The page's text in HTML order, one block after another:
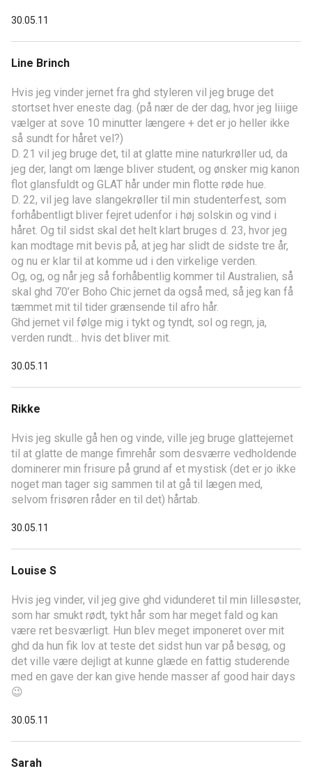
30.05.11
Line Brinch
Hvis jeg vinder jernet fra ghd styleren vil jeg bruge det
stortset hver eneste dag. (på nær de der dag, hvor jeg liiige
vælger at sove 10 minutter længere + det er jo heller ikke
så sundt for håret vel?)
D. 21 vil jeg bruge det, til at glatte mine naturkrøller ud, da
jeg der, langt om længe bliver student, og ønsker mig kanon
flot glansfuldt og GLAT hår under min flotte røde hue.
D. 22, vil jeg lave slangekrøller til min studenterfest, som
forhåbentligt bliver fejret udenfor i høj solskin og vind i
håret. Og til sidst skal det helt klart bruges d. 23, hvor jeg
kan modtage mit bevis på, at jeg har slidt de sidste tre år,
og nu er klar til at komme ud i den virkelige verden.
Og, og, og når jeg så forhåbentlig kommer til Australien, så
skal ghd 70’er Boho Chic jernet da også med, så jeg kan få
tæmmet mit til tider grænsende til afro hår.
Ghd jernet vil følge mig i tykt og tyndt, sol og regn, ja,
verden rundt… hvis det bliver mit.
30.05.11
Rikke
Hvis jeg skulle gå hen og vinde, ville jeg bruge glattejernet
til at glatte de mange fimrehår som desværre vedholdende
dominerer min frisure på grund af et mystisk (det er jo ikke
noget man tager sig sammen til at gå til lægen med,
selvom frisøren råder en til det) hårtab.
30.05.11
Louise S
Hvis jeg vinder, vil jeg give ghd vidunderet til min lillesøster,
som har smukt rødt, tykt hår som har meget fald og kan
være ret besværligt. Hun blev meget imponeret over mit
ghd da hun fik lov at teste det sidst hun var på besøg, og
det ville være dejligt at kunne glæde en fattig studerende
med en gave der kan give hende masser af good hair days
😉
30.05.11
Sarah